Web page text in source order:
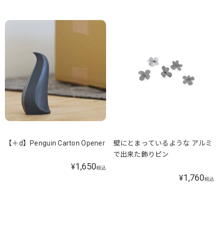
【＋d】Penguin Carton Opener
¥1,650税込
壁にとまっているような アルミ
で出来た飾りピン
¥1,760税込